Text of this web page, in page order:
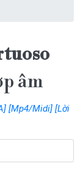
âm
[Mp4/Midi] [Lời